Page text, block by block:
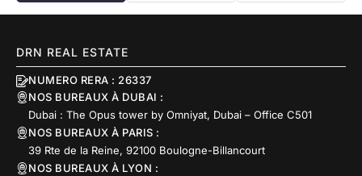
DRN REAL ESTATE
NUMERO RERA : 26337
NOS BUREAUX À DUBAI :
Dubai : The Opus tower by Omniyat, Dubai – Office C501
NOS BUREAUX À PARIS :
39 Rte de la Reine, 92100 Boulogne-Billancourt
NOS BUREAUX À LYON :